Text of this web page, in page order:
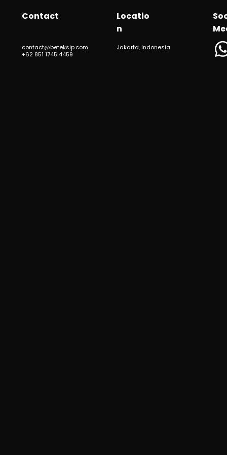
Contact
contact@beteksip.com
+62 851 1745 4459
Locatio
n
Jakarta, Indonesia